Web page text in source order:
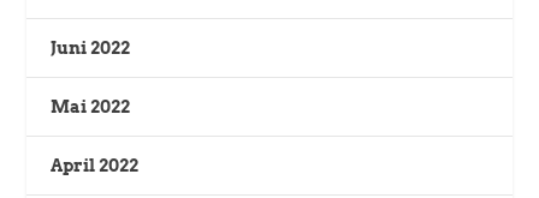
Juni 2022
Mai 2022
April 2022